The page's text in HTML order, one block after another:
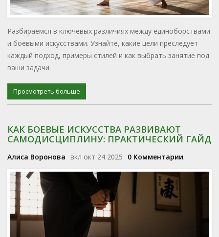
Разбираемся в ключевых различиях между единоборствами
и боевыми искусствами. Узнайте, какие цели преследует
каждый подход, примеры стилей и как выбрать занятие под
ваши задачи.
Просмотреть больше
КАК БОЕВЫЕ ИСКУССТВА РАЗВИВАЮТ
САМОДИСЦИПЛИНУ: ПРАКТИЧЕСКИЙ ГАЙД
Алиса Воронова вкл окт 24 2025 0 Комментарии